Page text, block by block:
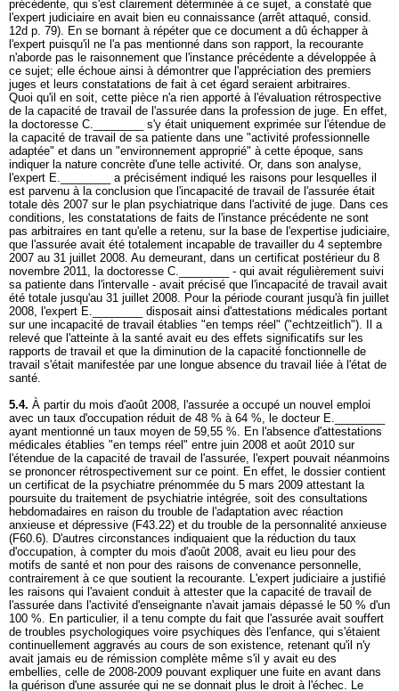
précédente, qui s'est clairement déterminée à ce sujet, a constaté que
l'expert judiciaire en avait bien eu connaissance (arrêt attaqué, consid.
12d p. 79). En se bornant à répéter que ce document a dû échapper à
l'expert puisqu'il ne l'a pas mentionné dans son rapport, la recourante
n'aborde pas le raisonnement que l'instance précédente a développée à
ce sujet; elle échoue ainsi à démontrer que l'appréciation des premiers
juges et leurs constatations de fait à cet égard seraient arbitraires.
Quoi qu'il en soit, cette pièce n'a rien apporté à l'évaluation rétrospective
de la capacité de travail de l'assurée dans la profession de juge. En effet,
la doctoresse C.________ s'y était uniquement exprimée sur l'étendue de
la capacité de travail de sa patiente dans une "activité professionnelle
adaptée" et dans un "environnement approprié" à cette époque, sans
indiquer la nature concrète d'une telle activité. Or, dans son analyse,
l'expert E.________ a précisément indiqué les raisons pour lesquelles il
est parvenu à la conclusion que l'incapacité de travail de l'assurée était
totale dès 2007 sur le plan psychiatrique dans l'activité de juge. Dans ces
conditions, les constatations de faits de l'instance précédente ne sont
pas arbitraires en tant qu'elle a retenu, sur la base de l'expertise judiciaire,
que l'assurée avait été totalement incapable de travailler du 4 septembre
2007 au 31 juillet 2008. Au demeurant, dans un certificat postérieur du 8
novembre 2011, la doctoresse C.________ - qui avait régulièrement suivi
sa patiente dans l'intervalle - avait précisé que l'incapacité de travail avait
été totale jusqu'au 31 juillet 2008. Pour la période courant jusqu'à fin juillet
2008, l'expert E.________ disposait ainsi d'attestations médicales portant
sur une incapacité de travail établies "en temps réel" ("echtzeitlich"). Il a
relevé que l'atteinte à la santé avait eu des effets significatifs sur les
rapports de travail et que la diminution de la capacité fonctionnelle de
travail s'était manifestée par une longue absence du travail liée à l'état de
santé.
5.4. À partir du mois d'août 2008, l'assurée a occupé un nouvel emploi
avec un taux d'occupation réduit de 48 % à 64 %, le docteur E.________
ayant mentionné un taux moyen de 59,55 %. En l'absence d'attestations
médicales établies "en temps réel" entre juin 2008 et août 2010 sur
l'étendue de la capacité de travail de l'assurée, l'expert pouvait néanmoins
se prononcer rétrospectivement sur ce point. En effet, le dossier contient
un certificat de la psychiatre prénommée du 5 mars 2009 attestant la
poursuite du traitement de psychiatrie intégrée, soit des consultations
hebdomadaires en raison du trouble de l'adaptation avec réaction
anxieuse et dépressive (F43.22) et du trouble de la personnalité anxieuse
(F60.6). D'autres circonstances indiquaient que la réduction du taux
d'occupation, à compter du mois d'août 2008, avait eu lieu pour des
motifs de santé et non pour des raisons de convenance personnelle,
contrairement à ce que soutient la recourante. L'expert judiciaire a justifié
les raisons qui l'avaient conduit à attester que la capacité de travail de
l'assurée dans l'activité d'enseignante n'avait jamais dépassé le 50 % d'un
100 %. En particulier, il a tenu compte du fait que l'assurée avait souffert
de troubles psychologiques voire psychiques dès l'enfance, qui s'étaient
continuellement aggravés au cours de son existence, retenant qu'il n'y
avait jamais eu de rémission complète même s'il y avait eu des
embellies, celle de 2008-2009 pouvant expliquer une fuite en avant dans
la guérison d'une assurée qui ne se donnait plus le droit à l'échec. Le